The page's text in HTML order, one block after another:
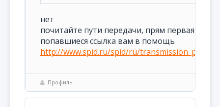
нет
почитайте пути передачи, прям первая
попавшиеся ссылка вам в помощь
http://www.spid.ru/spid/ru/transmission_path
Профиль